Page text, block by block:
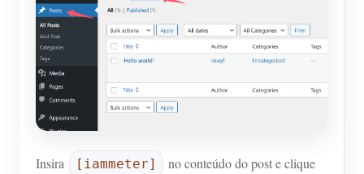
Insira [iammeter]
no conteúdo do post e clique